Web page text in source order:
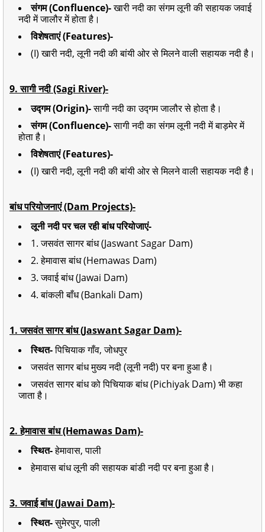
संगम (Confluence)-खारी नदी का संगम लूनी की सहायक जवाई
नदी में जालौर में होता है।
विशेषताएं (Features)-
(I) खारी नदी, लूनी नदी की बांयी ओर से मिलने वाली सहायक नदी है।
9. सागी नदी (Sagi River)-
उद्गम (Origin)-सागी नदी का उद्गम जालौर से होता है।
संगम (Confluence)-सागी नदी का संगम लूनी नदी में बाड़मेर में
होता है।
विशेषताएं (Features)-
(I) खारी नदी, लूनी नदी की बांयी ओर से मिलने वाली सहायक नदी है।
बांध परियोजनाएं (Dam Projects)-
लूनी नदी पर चल रही बांध परियोजाएं-
1. जसवंत सागर बांध (Jaswant Sagar Dam)
2. हेमावास बांध (Hemawas Dam)
3. जवाई बांध (Jawai Dam)
4. बांकली बाँध (Bankali Dam)
1. जसवंत सागर बांध (Jaswant Sagar Dam)-
स्थित-पिचियाक गाँव, जोधपुर
जसवंत सागर बांध मुख्य नदी (लूनी नदी) पर बना हुआ है।
जसवंत सागर बांध को पिचियाक बांध (Pichiyak Dam) भी कहा
जाता है।
2. हेमावास बांध (Hemawas Dam)-
स्थित-हेमावास, पाली
हेमावास बांध लूनी की सहायक बांडी नदी पर बना हुआ है।
3. जवाई बांध (Jawai Dam)-
स्थित-सुमेरपुर, पाली